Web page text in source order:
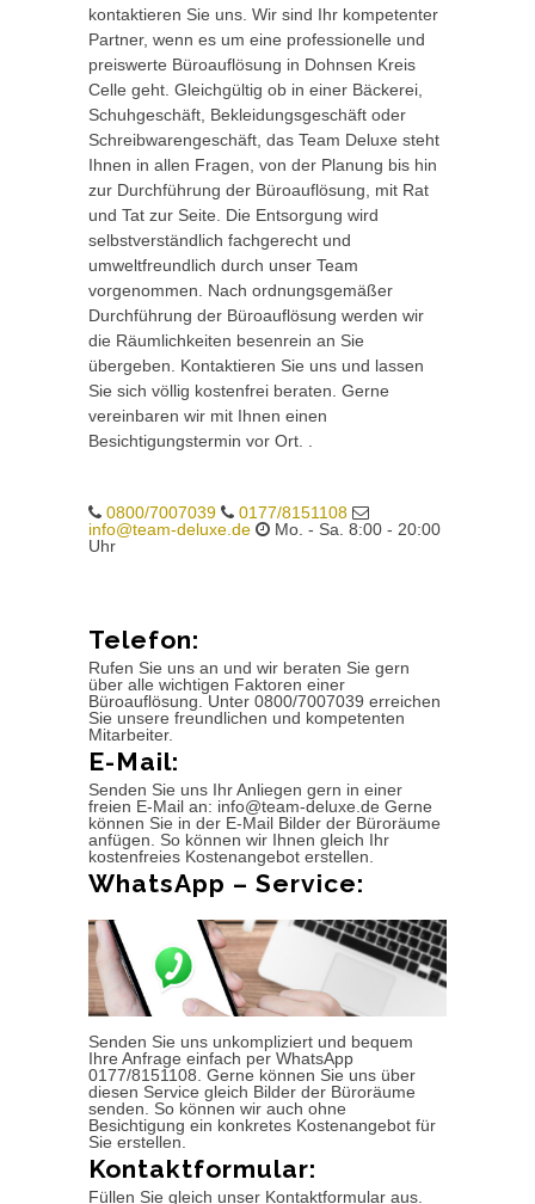
kontaktieren Sie uns. Wir sind Ihr kompetenter
Partner, wenn es um eine professionelle und
preiswerte Büroauflösung in Dohnsen Kreis
Celle geht. Gleichgültig ob in einer Bäckerei,
Schuhgeschäft, Bekleidungsgeschäft oder
Schreibwarengeschäft, das Team Deluxe steht
Ihnen in allen Fragen, von der Planung bis hin
zur Durchführung der Büroauflösung, mit Rat
und Tat zur Seite. Die Entsorgung wird
selbstverständlich fachgerecht und
umweltfreundlich durch unser Team
vorgenommen. Nach ordnungsgemäßer
Durchführung der Büroauflösung werden wir
die Räumlichkeiten besenrein an Sie
übergeben. Kontaktieren Sie uns und lassen
Sie sich völlig kostenfrei beraten. Gerne
vereinbaren wir mit Ihnen einen
Besichtigungstermin vor Ort. .
0800/7007039
0177/8151108
info@team-deluxe.de
Mo. - Sa. 8:00 - 20:00
Uhr
Telefon:
Rufen Sie uns an und wir beraten Sie gern
über alle wichtigen Faktoren einer
Büroauflösung. Unter 0800/7007039 erreichen
Sie unsere freundlichen und kompetenten
Mitarbeiter.
E-Mail:
Senden Sie uns Ihr Anliegen gern in einer
freien E-Mail an: info@team-deluxe.de Gerne
können Sie in der E-Mail Bilder der Büroräume
anfügen. So können wir Ihnen gleich Ihr
kostenfreies Kostenangebot erstellen.
WhatsApp – Service:
Senden Sie uns unkompliziert und bequem
Ihre Anfrage einfach per WhatsApp
0177/8151108. Gerne können Sie uns über
diesen Service gleich Bilder der Büroräume
senden. So können wir auch ohne
Besichtigung ein konkretes Kostenangebot für
Sie erstellen.
Kontaktformular:
Füllen Sie gleich unser Kontaktformular aus.